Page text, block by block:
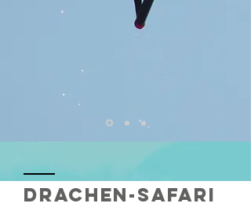
Drachen-Safari